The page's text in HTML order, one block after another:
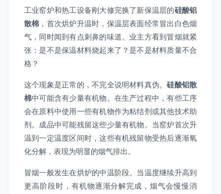
工业窑炉和热工设备刚大修完换了新保温层的硅酸铝
散棉 ，首次烘炉升温时，保温层表面经常冒出白色烟
气，同时闻到有点刺鼻的味道。业主方看到冒烟就紧
张：是不是保温材料烧起来了？是不是材料质量不合
格？
这个现象是正常的，不完全说明材料真伪。硅酸铝散
棉中可能含有少量有机物。在生产过程中，有些工序
会在原料中使用一些有机物作为粘结剂或其他技术助
剂。成品中可能残留这些少量有机物。当窑炉首次升
温到一定温度区间时，这些有机残留物受热后逐渐氧
化分解，表现为明显的烟气排出。
冒烟一般发生在烘炉的中温阶段。当温度继续升高到
更高阶段时，有机物逐渐分解完成，烟气会慢慢消